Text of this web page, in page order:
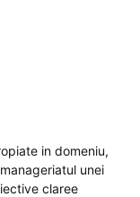
in domeniu,
unei
claree